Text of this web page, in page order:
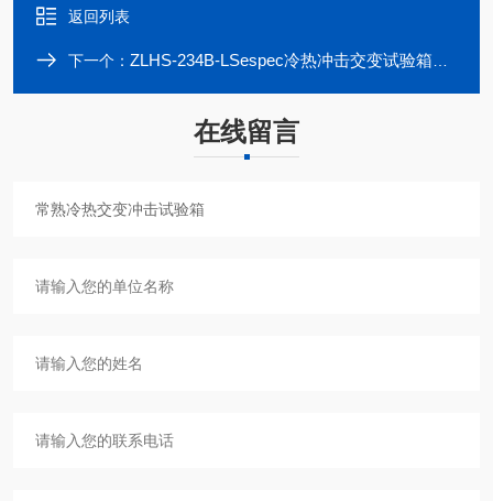
返回列表
下一个： ZLHS-234B-LSespec冷热冲击交变试验箱多少钱
在线留言